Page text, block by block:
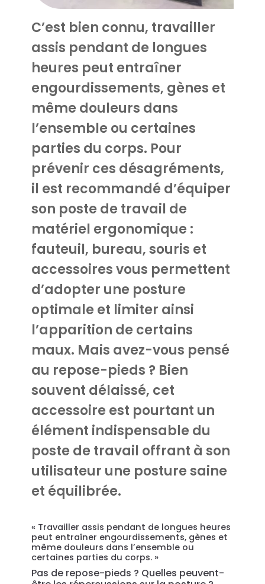
C’est bien connu, travailler
assis pendant de longues
heures peut entraîner
engourdissements, gènes et
même douleurs dans
l’ensemble ou certaines
parties du corps. Pour
prévenir ces désagréments,
il est recommandé d’équiper
son poste de travail de
matériel ergonomique :
fauteuil, bureau, souris et
accessoires vous permettent
d’adopter une posture
optimale et limiter ainsi
l’apparition de certains
maux. Mais avez-vous pensé
au repose-pieds ? Bien
souvent délaissé, cet
accessoire est pourtant un
élément indispensable du
poste de travail offrant à son
utilisateur une posture saine
et équilibrée.
« Travailler assis pendant de longues heures
peut entraîner engourdissements, gènes et
même douleurs dans l’ensemble ou
certaines parties du corps. »
Pas de repose-pieds ? Quelles peuvent-